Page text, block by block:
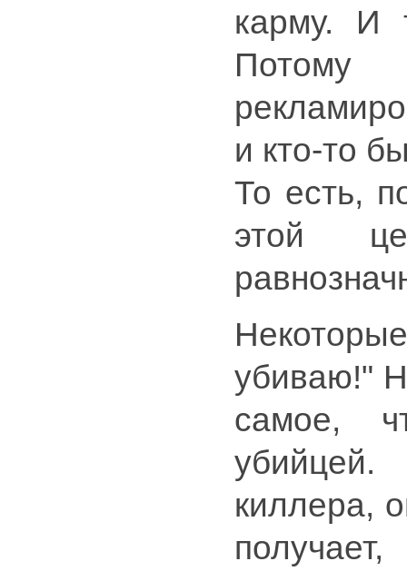
карму. И
и кто-то
То есть,
этой
убиваю!"
самое,
убийцей.
киллера,